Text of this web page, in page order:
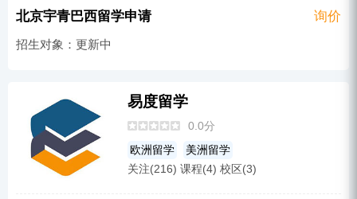
北京宇青巴西留学申请 询价
招生对象：更新中
易度留学
0.0分
欧洲留学
美洲留学
关注(216) 课程(4) 校区(3)